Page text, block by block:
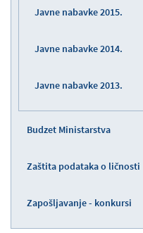
Javne nabavke 2015.
Javne nabavke 2014.
Javne nabavke 2013.
Budzet Ministarstva
Zaštita podataka o ličnosti
Zapošljavanje - konkursi